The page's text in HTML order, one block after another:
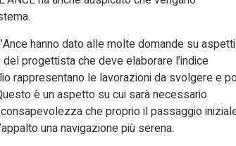
hanno dato alle molte domande su aspetti
progettista che deve elaborare l’indice
rappresentano le lavorazioni da svolgere e
è un aspetto su cui sarà necessario
che proprio il passaggio
una navigazione più serena.